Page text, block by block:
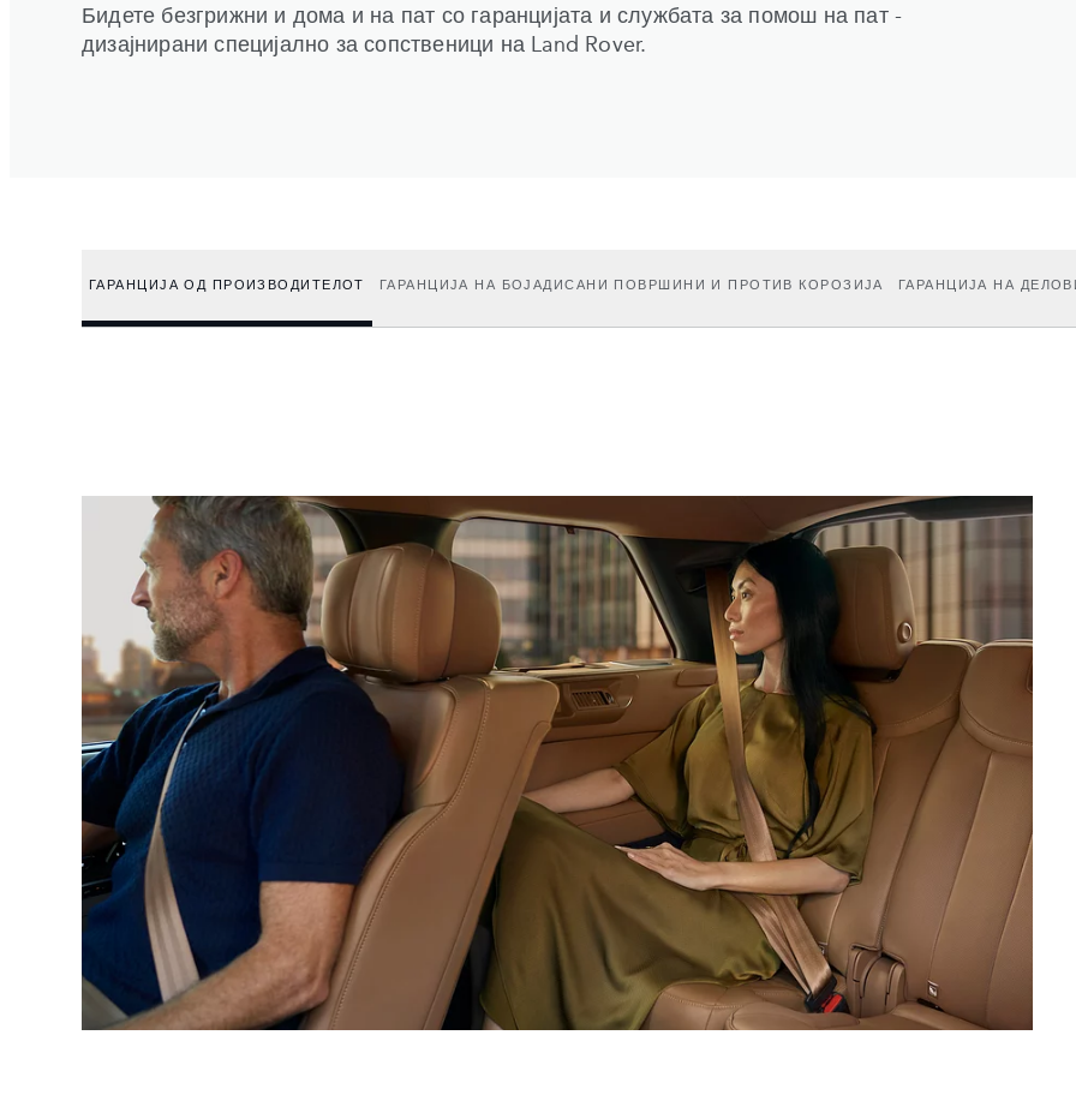
Бидете безгрижни и дома и на пат со гаранцијата и службата за помош на пат -
дизајнирани специјално за сопственици на Land Rover.
ГАРАНЦИЈА ОД ПРОИЗВОДИТЕЛОТ ГАРАНЦИЈА НА БОЈАДИСАНИ ПОВРШИНИ И ПРОТИВ КОРОЗИЈА ГАРАНЦИЈА НА